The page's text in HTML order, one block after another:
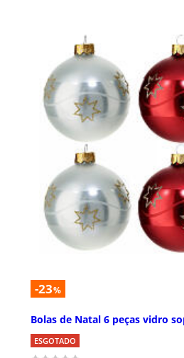
-23%
Bolas de Natal 6 peças vidro
ESGOTADO